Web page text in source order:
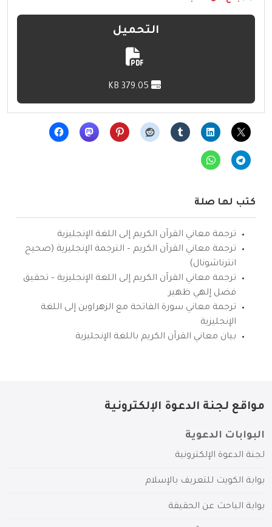
التحميل
كتب لها صلة
ترجمة معاني القرآن الكريم إلى اللغة الإنجليزية
ترجمة معاني القرآن الكريم – الترجمة الإنجليزية (صحيح
انترناشونال)
ترجمة معاني القرآن الكريم إلى اللغة الإنجليزية – تحقيق
فضل إلهي ظهير
ترجمة معاني سورة الفاتحة مع الزهراوين إلى اللغة
الإنجليزية
بيان معاني القرآن الكريم باللغة الإنجليزية
مواقع لجنة الدعوة الإلكترونية
البوابات الدعوية
لجنة الدعوة الإلكترونية
بوابة الكويت للتعريف بالإسلام
بوابة الباحث عن الحقيقة